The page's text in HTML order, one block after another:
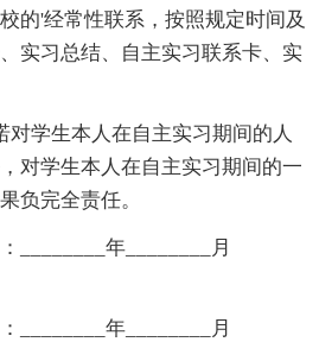
的'经常性联系，按照规定时间及
实习总结、自主实习联系卡、实
对学生本人在自主实习期间的人
对学生本人在自主实习期间的一
负完全责任。
________年________月
________年________月